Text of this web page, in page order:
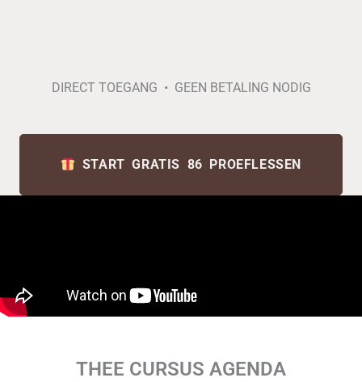
THEE CURSUS AGENDA
DIRECT TOEGANG • GEEN BETALING NODIG
START GRATIS 86 PROEFLESSEN